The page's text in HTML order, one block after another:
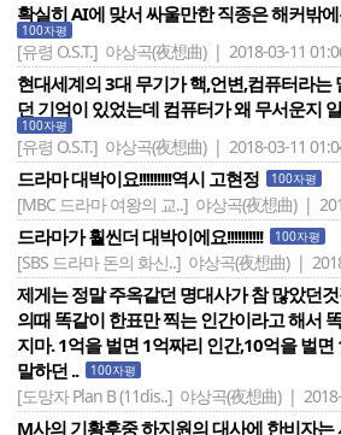
확실히 AI에 맞서 싸울만한 직종은 해커밖
100자평
[유령 O.S.T.] 야상곡(夜想曲) | 2018-03-11
현대세계의 3대 무기가 핵,언변,컴퓨터라는
던 기억이 있었는데 컴퓨터가 왜 무서운지
100자평
[유령 O.S.T.] 야상곡(夜想曲) | 2018-03-11
드라마 대박이요!!!!!!!!!역시 고현정 100자평
[MBC 드라마 여왕의 교..] 야상곡(夜想曲) |
드라마가 훨씬더 대박이에요!!!!!!!!!! 100자평
[SBS 드라마 돈의 화신..] 야상곡(夜想曲) |
제게는 정말 주옥같던 명대사가 참 많았던
의때 똑같이 한표만 찍는 인간이라고 해서
지마. 1억을 벌면 1억짜리 인간,10억을 벌
말하던 ..
100자평
[도망자 Plan B (11dis..] 야상곡(夜想曲) |
M사의 기황후중 하지원의 대사에 한비자는